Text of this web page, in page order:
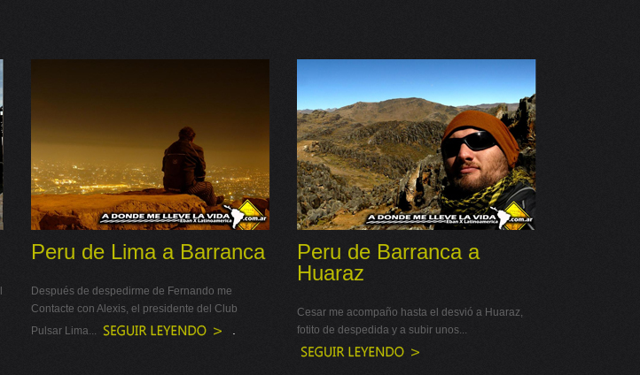
Peru de Lima a Barranca
Después de despedirme de Fernando me
Contacte con Alexis, el presidente del Club
Pulsar Lima...
Peru de Barranca a
Huaraz
Cesar me acompaño hasta el desvió a Huaraz,
fotito de despedida y a subir unos...